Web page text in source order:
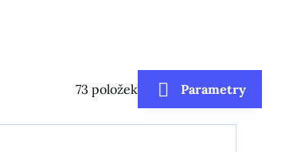
73 položek Parametry